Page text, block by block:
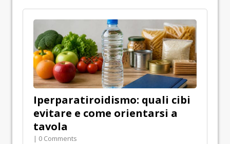
Iperparatiroidismo: quali cibi
evitare e come orientarsi a
tavola
| 0 Comments